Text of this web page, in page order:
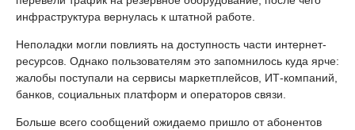
инфраструктура вернулась к штатной работе.
Неполадки могли повлиять на доступность части интернет-
ресурсов. Однако пользователям это запомнилось куда ярче:
жалобы поступали на сервисы маркетплейсов, ИТ-компаний,
банков, социальных платформ и операторов связи.
Больше всего сообщений ожидаемо пришло от абонентов